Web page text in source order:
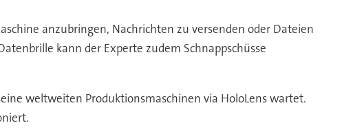
anzubringen, Nachrichten zu versenden oder Dateien
kann der Experte zudem Schnappschüsse
weltweiten Produktionsmaschinen via HoloLens wartet.